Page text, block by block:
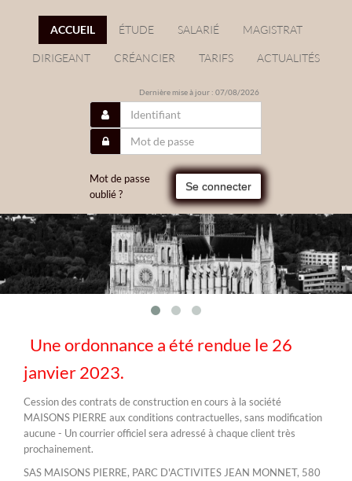
ACCUEIL ÉTUDE SALARIÉ MAGISTRAT
DIRIGEANT CRÉANCIER TARIFS ACTUALITÉS
Dernière mise à jour : 07/08/2026
Mot de passe
oublié ?
Se connecter
Une ordonnance a été rendue le 26
janvier 2023.
Cession des contrats de construction en cours à la société
MAISONS PIERRE aux conditions contractuelles, sans modification
aucune - Un courrier officiel sera adressé à chaque client très
prochainement.
SAS MAISONS PIERRE, PARC D'ACTIVITES JEAN MONNET, 580